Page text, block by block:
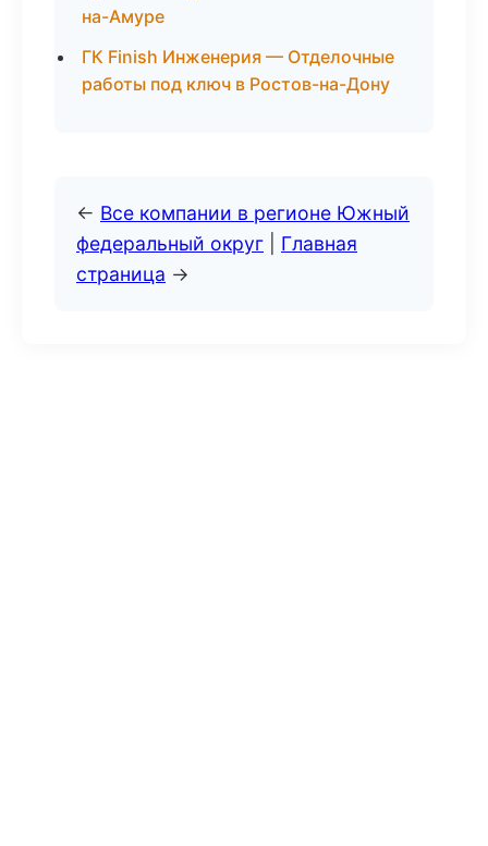
на-Амуре
ГК Finish Инженерия — Отделочные
работы под ключ в Ростов-на-Дону
← Все компании в регионе Южный
федеральный округ
Главная
страница →